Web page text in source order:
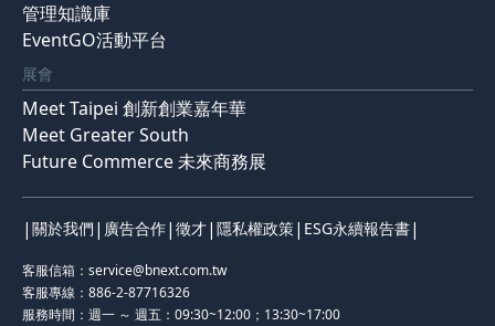
管理知識庫
EventGO活動平台
展會
Meet Taipei 創新創業嘉年華
Meet Greater South
Future Commerce 未來商務展
| 關於我們 | 廣告合作| 徵才| 隱私權政策| ESG永續報告書|
客服信箱： service@bnext.com.tw
客服專線：886-2-87716326
服務時間：週一 ～ 週五：09:30~12:00；13:30~17:00